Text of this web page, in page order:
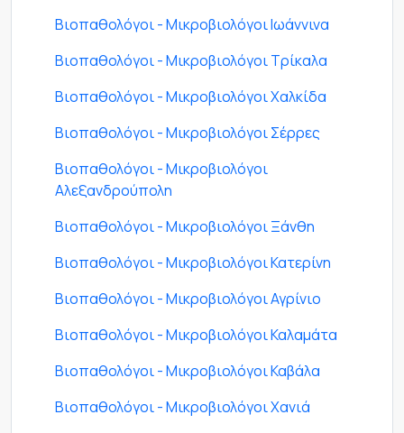
Βιοπαθολόγοι - Μικροβιολόγοι Ιωάννινα
Βιοπαθολόγοι - Μικροβιολόγοι Τρίκαλα
Βιοπαθολόγοι - Μικροβιολόγοι Χαλκίδα
Βιοπαθολόγοι - Μικροβιολόγοι Σέρρες
Βιοπαθολόγοι - Μικροβιολόγοι
Αλεξανδρούπολη
Βιοπαθολόγοι - Μικροβιολόγοι Ξάνθη
Βιοπαθολόγοι - Μικροβιολόγοι Κατερίνη
Βιοπαθολόγοι - Μικροβιολόγοι Αγρίνιο
Βιοπαθολόγοι - Μικροβιολόγοι Καλαμάτα
Βιοπαθολόγοι - Μικροβιολόγοι Καβάλα
Βιοπαθολόγοι - Μικροβιολόγοι Χανιά